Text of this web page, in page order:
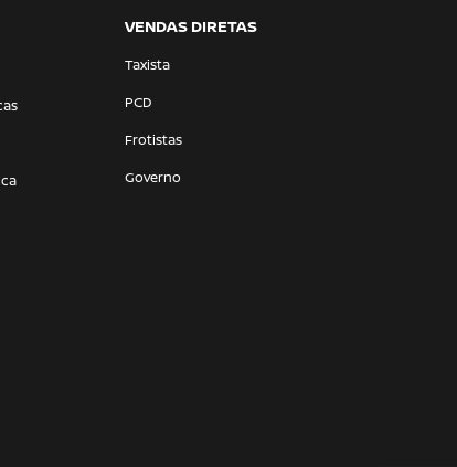
VENDAS DIRETAS
Taxista
PCD
Frotistas
Governo